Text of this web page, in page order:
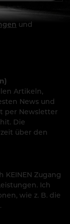
und
Artikeln,
News und
per Newsletter
Die
über den
Zugang
Ich
wie z. B. die